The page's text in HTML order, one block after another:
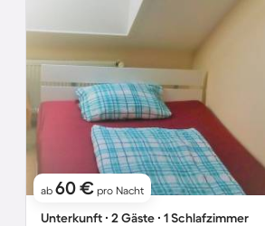
ab 60 € pro Nacht
Unterkunft ∙ 2 Gäste ∙ 1 Schlafzimmer